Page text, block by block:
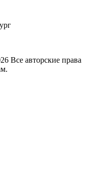
Все авторские права